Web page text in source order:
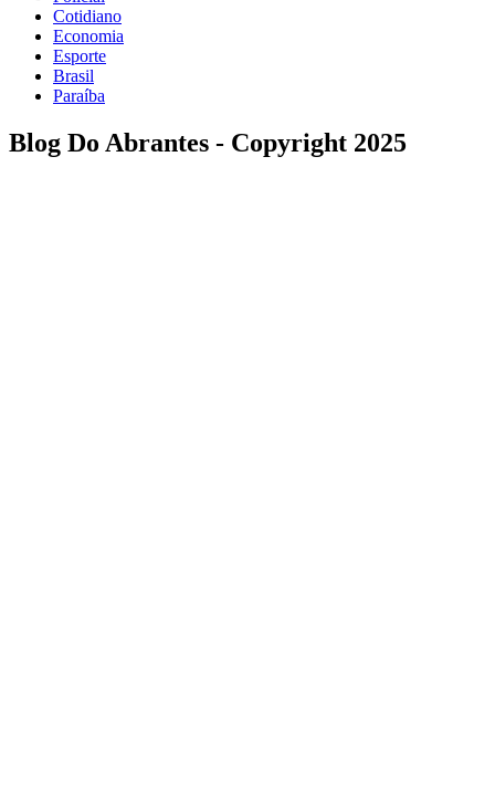
Cotidiano
Economia
Esporte
Brasil
Paraíba
Blog Do Abrantes - Copyright 2025